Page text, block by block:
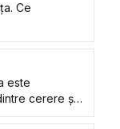
Ce
este
cerere și
prețurilor